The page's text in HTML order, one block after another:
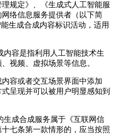
规定》、《生成式人工智能服
络信息服务提供者（以下简
生成合成内容标识活动，适用
容是指利用人工智能技术生
视频、虚拟场景等信息。
容或者交互场景界面中添加
呈现并可以被用户明显感知到
成合成服务属于《互联网信
七条第一款情形的，应当按照